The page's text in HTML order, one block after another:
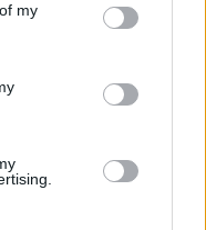
my
ohrožení jsou psi
v současných
nich patří plemena psů s
lebkou a zploštělým
buldočci, starší jedinci a